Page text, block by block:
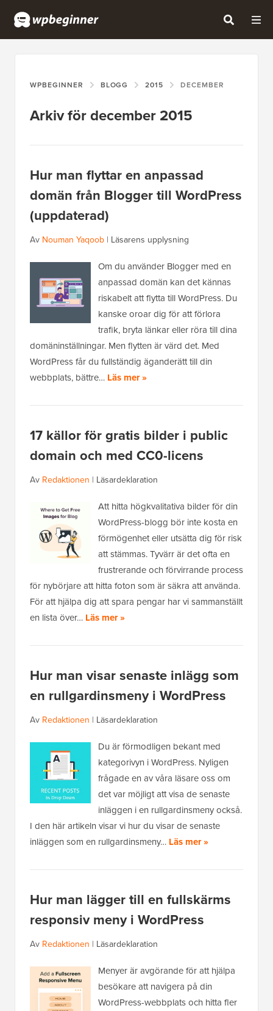
WPBEGINNER BLOGG 2015 DECEMBER
Arkiv för december 2015
Hur man flyttar en anpassad
domän från Blogger till WordPress
(uppdaterad)
Av Nouman Yaqoob | Läsarens upplysning
Om du använder Blogger med en
anpassad domän kan det kännas
riskabelt att flytta till WordPress. Du
kanske oroar dig för att förlora
trafik, bryta länkar eller röra till dina
domäninställningar. Men flytten är värd det. Med
WordPress får du fullständig äganderätt till din
webbplats, bättre… Läs mer »
17 källor för gratis bilder i public
domain och med CC0-licens
Av Redaktionen | Läsardeklaration
Att hitta högkvalitativa bilder för din
WordPress-blogg bör inte kosta en
förmögenhet eller utsätta dig för risk
att stämmas. Tyvärr är det ofta en
frustrerande och förvirrande process
för nybörjare att hitta foton som är säkra att använda.
För att hjälpa dig att spara pengar har vi sammanställt
en lista över… Läs mer »
Hur man visar senaste inlägg som
en rullgardinsmeny i WordPress
Av Redaktionen | Läsardeklaration
Du är förmodligen bekant med
kategorivyn i WordPress. Nyligen
frågade en av våra läsare oss om
det var möjligt att visa de senaste
inläggen i en rullgardinsmeny också.
I den här artikeln visar vi hur du visar de senaste
inläggen som en rullgardinsmeny… Läs mer »
Hur man lägger till en fullskärms
responsiv meny i WordPress
Av Redaktionen | Läsardeklaration
Menyer är avgörande för att hjälpa
besökare att navigera på din
WordPress-webbplats och hitta fler